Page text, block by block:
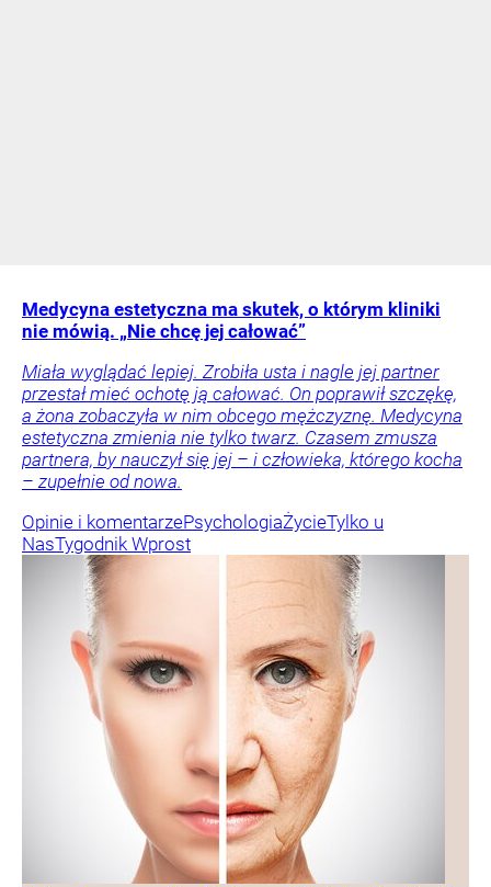
Medycyna estetyczna ma skutek, o którym kliniki
nie mówią. „Nie chcę jej całować”
Miała wyglądać lepiej. Zrobiła usta i nagle jej partner
przestał mieć ochotę ją całować. On poprawił szczękę,
a żona zobaczyła w nim obcego mężczyznę. Medycyna
estetyczna zmienia nie tylko twarz. Czasem zmusza
partnera, by nauczył się jej – i człowieka, którego kocha
– zupełnie od nowa.
Opinie i komentarzePsychologiaŻycieTylko u
NasTygodnik Wprost